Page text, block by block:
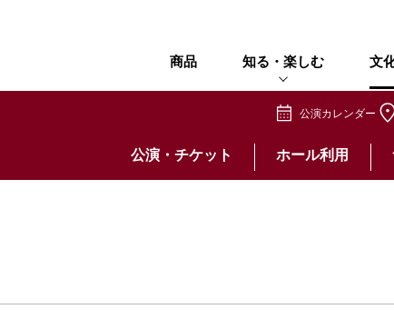
商品 知る・楽しむ 文
公演カレンダー
公演・チケット ホール利用